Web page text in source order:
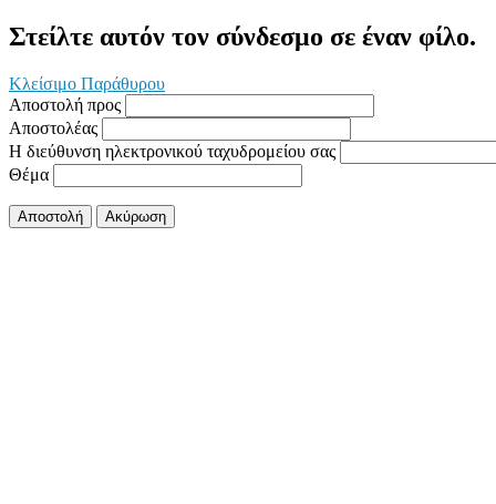
Στείλτε αυτόν τον σύνδεσμο σε έναν φίλο.
Κλείσιμο Παράθυρου
Αποστολή προς
Αποστολέας
Η διεύθυνση ηλεκτρονικού ταχυδρομείου σας
Θέμα
Αποστολή Ακύρωση